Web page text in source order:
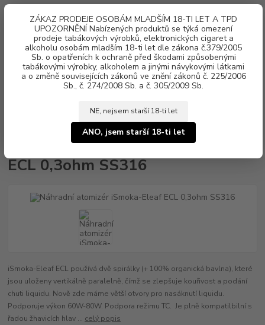
ZÁKAZ PRODEJE OSOBÁM MLADŠÍM 18-TI LET A TPD
UPOZORNĚNÍ Nabízených produktů se týká omezení
prodeje tabákových výrobků, elektronických cigaret a
alkoholu osobám mladším 18-ti let dle zákona č.379/2005
Sb. o opatřeních k ochraně před škodami způsobenými
tabákovými výrobky, alkoholem a jinými návykovými látkami
a o změně souvisejících zákonů ve znění zákonů č. 225/2006
Sb., č. 274/2008 Sb. a č. 305/2009 Sb.
NE, nejsem starší 18-ti let
ANO, jsem starší 18-ti let
Menu
za0 Kč
Náhradní atomizér iSmoka-Eleaf
ECL 0,3ohm SS316
iSmoka-Eleaf ECL používá dvě spirálky (+ 100% organická bavlna), které
jsou uloženy vertikálně paralelně, čímž se zlepšuje kouřivost a podání
chuti liquidu. Nově zde máme větší otvory pro nasáknutí liquidu.
Podporuje výkon 60W-80W. Podpora režimu TC. Je plně kompatilbilní s
řadou žhavicích hlav ... celý popis